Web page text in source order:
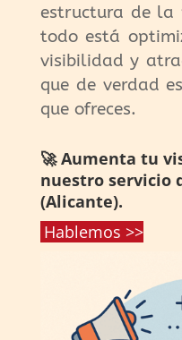
estructura de la
todo está
visibilidad y
que de verdad
que ofreces.
🚀 Aumenta tu
nuestro servicio
(Alicante).
Hablemos >>